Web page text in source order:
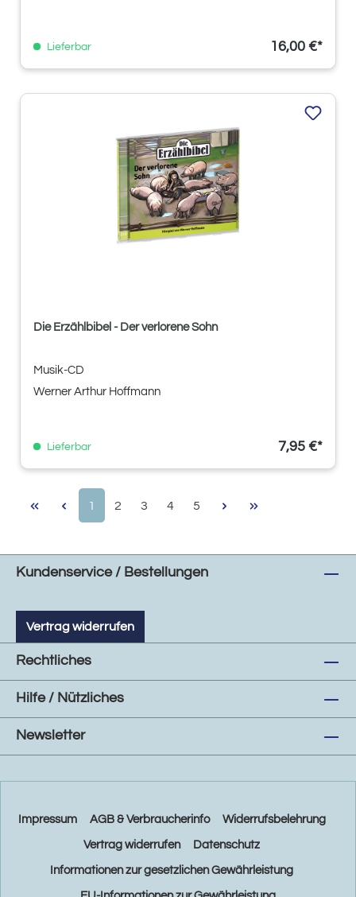
Lieferbar 16,00 €*
Die Erzählbibel - Der verlorene Sohn
Musik-CD
Werner Arthur Hoffmann
Lieferbar 7,95 €*
Seite
1 Seite
2 Seite
3 Seite
4 Seite
5
Kundenservice / Bestellungen
Vertrag widerrufen
Rechtliches
Hilfe / Nützliches
Newsletter
Impressum AGB & Verbraucherinfo Widerrufsbelehrung
Vertrag widerrufen Datenschutz
Informationen zur gesetzlichen Gewährleistung